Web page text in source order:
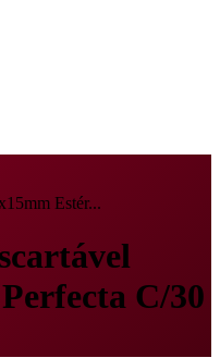
Estér...
C/30